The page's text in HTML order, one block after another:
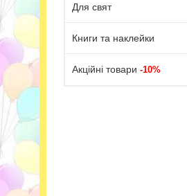
Для свят
Книги та наклейки
Акційні товари -10%